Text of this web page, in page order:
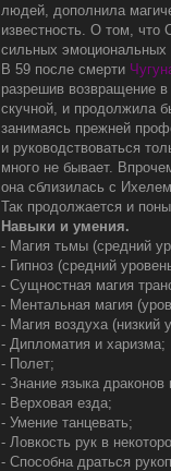
людей, дополнила
известность. О том, что
сильных
В 59 после смерти
разрешив возвращение
скучной, и продолжила
занимаясь прежней
и руководствоваться
много не бывает.
она сблизилась с
Так продолжается и
Навыки и умения.
- Магия тьмы (средний
- Гипноз (средний
- Сущностная магия
- Ментальная магия
- Магия воздуха (низкий
- Дипломатия и харизма;
- Полет;
- Знание языка драконов
- Верховая езда;
- Умение танцевать;
- Ловкость рук в
- Способна драться